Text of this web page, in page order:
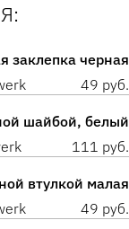
заклепка черная
49 руб.
шайбой, белый
111 руб.
втулкой малая
49 руб.